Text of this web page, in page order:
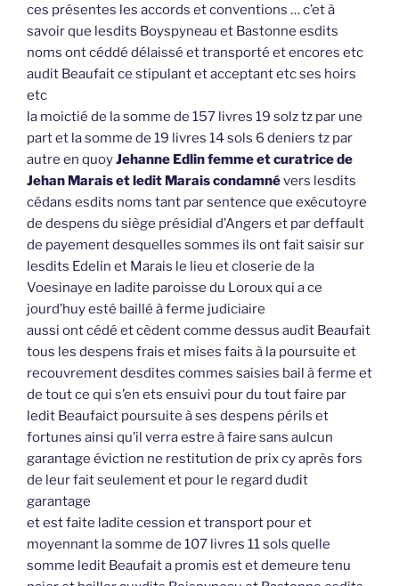
ces présentes les accords et conventions … c’et à
savoir que lesdits Boyspyneau et Bastonne esdits
noms ont céddé délaissé et transporté et encores etc
audit Beaufait ce stipulant et acceptant etc ses hoirs
etc
la moictié de la somme de 157 livres 19 solz tz par une
part et la somme de 19 livres 14 sols 6 deniers tz par
autre en quoyJehanne Edlin femme et curatrice de
Jehan Marais et ledit Marais condamnévers lesdits
cédans esdits noms tant par sentence que exécutoyre
de despens du siège présidial d’Angers et par deffault
de payement desquelles sommes ils ont fait saisir sur
lesdits Edelin et Marais le lieu et closerie de la
Voesinaye en ladite paroisse du Loroux qui a ce
jourd’huy esté baillé à ferme judiciaire
aussi ont cédé et cèdent comme dessus audit Beaufait
tous les despens frais et mises faits à la poursuite et
recouvrement desdites commes saisies bail à ferme et
de tout ce qui s’en ets ensuivi pour du tout faire par
ledit Beaufaict poursuite à ses despens périls et
fortunes ainsi qu’il verra estre à faire sans aulcun
garantage éviction ne restitution de prix cy après fors
de leur fait seulement et pour le regard dudit
garantage
et est faite ladite cession et transport pour et
moyennant la somme de 107 livres 11 sols quelle
somme ledit Beaufait a promis est et demeure tenu